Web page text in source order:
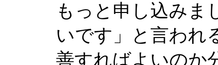
もっと申し込みま
いです」と言われ
善すればよいのか